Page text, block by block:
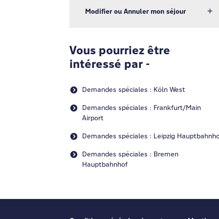
Modifier ou Annuler mon séjour
Vous pourriez être
intéressé par -
Demandes spéciales : Köln West
Demandes spéciales : Frankfurt/Main
Airport
Demandes spéciales : Leipzig
Demandes spéciales : Bremen
Hauptbahnhof